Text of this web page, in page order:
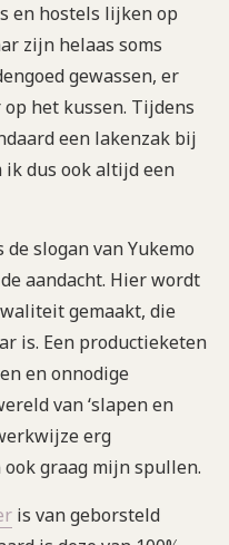
en hostels lijken op
zijn helaas soms
gewassen, er
het kussen. Tijdens
een lakenzak bij
ik dus ook altijd een
slogan van Yukemo
aandacht. Hier wordt
gemaakt, die
is. Een productieketen
en onnodige
van ‘slapen en
erg
graag mijn spullen.
is van geborsteld